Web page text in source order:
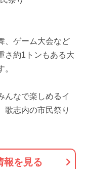
、ゲーム大会など
さ約1トンもある大
んなで楽しめるイ
歌志内の市民祭り
報を見る